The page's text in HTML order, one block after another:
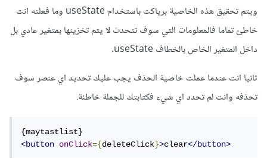
ويتم تحقيق هذه الخاصية برياكت باستخدام useState وما فعلته انت
خاطئ تماما فالمعلومات التي سوف تتحدث لا يتم تخزينها بمتغير عادي بل
داخل المتغير الخاص بالخطاف useState.
ثانيا انت عندما عملت خاصية الحذف يجب عليك تحديد اي عنصر سوف
تحذفه وانت لم تحدد اي شيء فكتابتك للجملة خاطئة.
<button
onClick={deleteClick}>clear</button>